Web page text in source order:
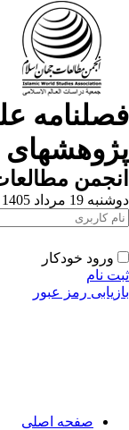
19 مرداد 1405
ورود خودکار
نام
رمز عبور
صفحه اصلی